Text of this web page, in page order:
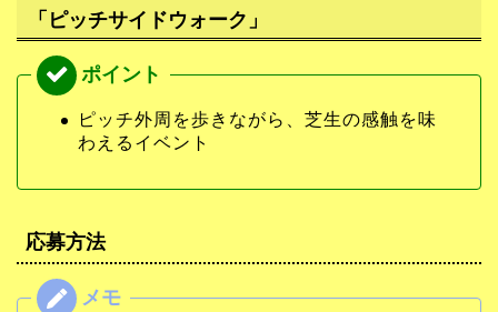
「ピッチサイドウォーク」
ピッチ外周を歩きながら、芝生の感触を味
わえるイベント
応募方法